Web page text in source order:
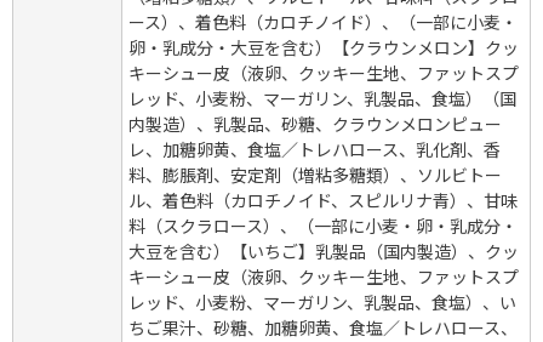
ース）、着色料（カロチノイド）、（一部に小麦・
卵・乳成分・大豆を含む）【クラウンメロン】クッ
キーシュー皮（液卵、クッキー生地、ファットスプ
レッド、小麦粉、マーガリン、乳製品、食塩）（国
内製造）、乳製品、砂糖、クラウンメロンピュー
レ、加糖卵黄、食塩／トレハロース、乳化剤、香
料、膨脹剤、安定剤（増粘多糖類）、ソルビトー
ル、着色料（カロチノイド、スピルリナ青）、甘味
料（スクラロース）、（一部に小麦・卵・乳成分・
大豆を含む）【いちご】乳製品（国内製造）、クッ
キーシュー皮（液卵、クッキー生地、ファットスプ
レッド、小麦粉、マーガリン、乳製品、食塩）、い
ちご果汁、砂糖、加糖卵黄、食塩／トレハロース、